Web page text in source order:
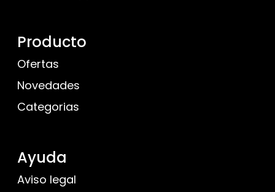
Producto
Ofertas
Novedades
Categorias
Ayuda
Aviso legal